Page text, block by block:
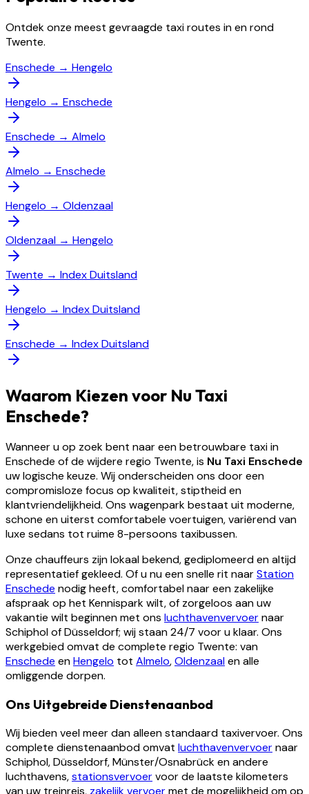
Ontdek onze meest gevraagde taxi routes in en rond
Twente.
Enschede → Hengelo
Hengelo → Enschede
Enschede → Almelo
Almelo → Enschede
Hengelo → Oldenzaal
Oldenzaal → Hengelo
Twente → Index Duitsland
Hengelo → Index Duitsland
Enschede → Index Duitsland
Waarom Kiezen voor Nu Taxi
Enschede?
Wanneer u op zoek bent naar een betrouwbare taxi in
Enschede of de wijdere regio Twente, is Nu Taxi Enschede
uw logische keuze. Wij onderscheiden ons door een
compromisloze focus op kwaliteit, stiptheid en
klantvriendelijkheid. Ons wagenpark bestaat uit moderne,
schone en uiterst comfortabele voertuigen, variërend van
luxe sedans tot ruime 8-persoons taxibussen.
Onze chauffeurs zijn lokaal bekend, gediplomeerd en altijd
representatief gekleed. Of u nu een snelle rit naarStation
Enschede nodig heeft, comfortabel naar een zakelijke
afspraak op het Kennispark wilt, of zorgeloos aan uw
vakantie wilt beginnen met ons luchthavenvervoernaar
Schiphol of Düsseldorf; wij staan 24/7 voor u klaar. Ons
werkgebied omvat de complete regio Twente: van
Enschede enHengelo tot Almelo,Oldenzaalen alle
omliggende dorpen.
Ons Uitgebreide Dienstenaanbod
Wij bieden veel meer dan alleen standaard taxivervoer. Ons
complete dienstenaanbod omvat luchthavenvervoernaar
Schiphol, Düsseldorf, Münster/Osnabrück en andere
luchthavens,stationsvervoervoor de laatste kilometers
van uw treinreis, zakelijk vervoermet de mogelijkheid om op